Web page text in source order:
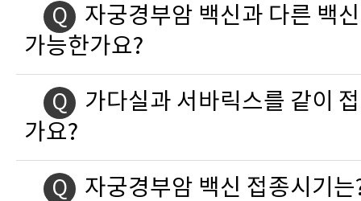
Q
자궁경부암 백신과 다른 백
가능한가요?
Q
가다실과 서바릭스를 같이
가요?
Q 자궁경부암 백신 접종시기는